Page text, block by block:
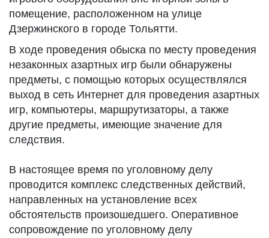
помещение, расположенном на улице
Дзержинского в городе Тольятти.
В ходе проведения обыска по месту проведения
незаконных азартных игр были обнаружены
предметы, с помощью которых осуществлялся
выход в сеть Интернет для проведения азартных
игр, компьютеры, маршрутизаторы, а также
другие предметы, имеющие значение для
следствия.
В настоящее время по уголовному делу
проводится комплекс следственных действий,
направленных на установление всех
обстоятельств произошедшего. Оперативное
сопровождение по уголовному делу